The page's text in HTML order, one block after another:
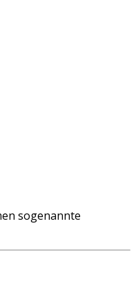
sogenannte